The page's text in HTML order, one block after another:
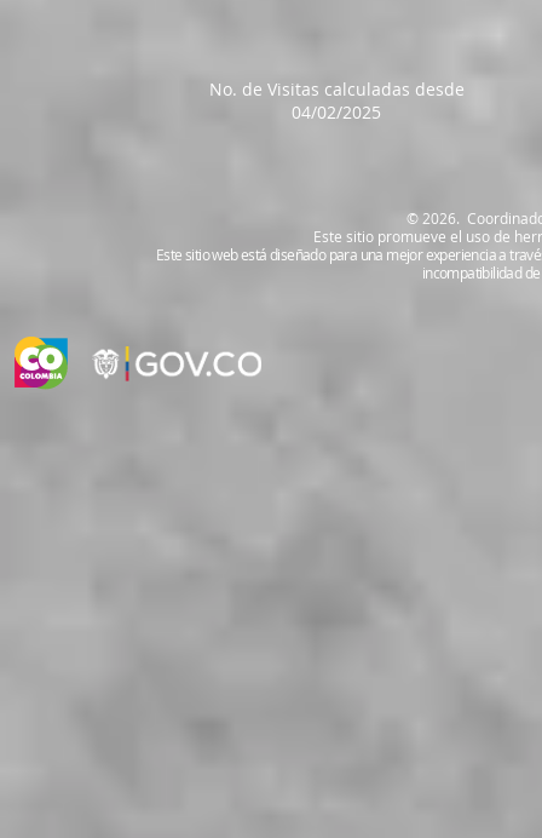
No. de Visitas calculadas desde
04/02/2025
​© 2026.
Este sitio promueve el uso de
Este sitio web está diseñado para una mejor experiencia a
incompatibilidad